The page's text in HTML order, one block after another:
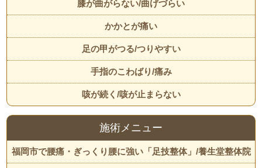
膝が曲がらない/曲げづらい
かかとが痛い
足の甲がつる/つりやすい
手指のこわばり/痛み
咳が続く/咳が止まらない
施術メニュー
福岡市で腰痛・ぎっくり腰に強い「足技整体」/養生堂整体院